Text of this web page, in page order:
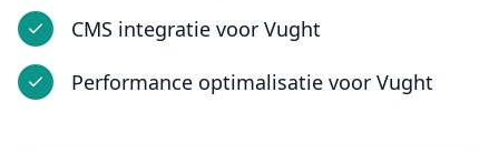
CMS integratie voor Vught
Performance optimalisatie voor Vught